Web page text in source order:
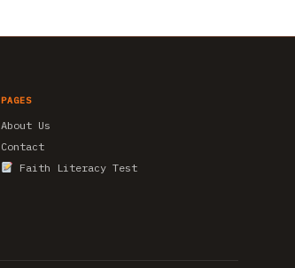
PAGES
About Us
Contact
Faith Literacy Test